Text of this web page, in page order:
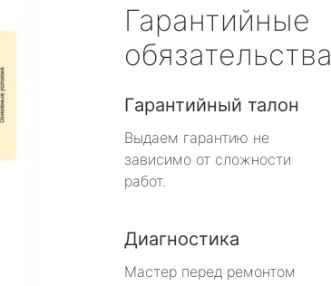
Гарантийные
обязательства
Гарантийный талон
Выдаем гарантию не
зависимо от сложности
работ.
Диагностика
Мастер перед ремонтом